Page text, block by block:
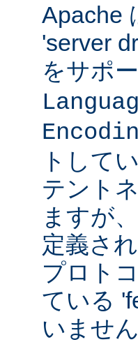
Apache
'server
をサポ
トして
テント
ますが
定義さ
プロト
ている
いません